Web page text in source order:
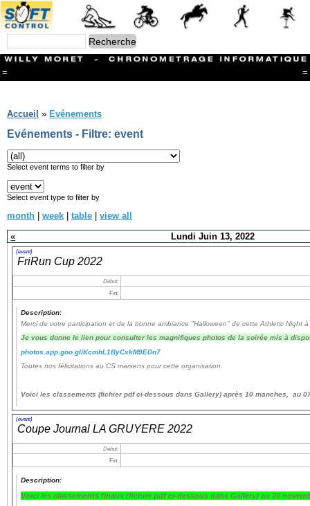
= =
Branches
CONTACT
Ski ALPIN
Triathlon
Ski Nordique
Courses à pieds
Athlétisme
Slalom In-Line
Caisse à savon
Coupe "Journal La Gruyère"
Hippisme
Marche
Archives
Navigation
recherche
site map
Ouverture de session
Accueil » Evénements
Evénements - Filtre: event
Select event terms to filter by
Select event type to filter by
month | week | table | view all
«
Lundi Juin 13, 2022
(event)
FriRun Cup 2022
Début:
Fin:
Description:
Merci de votre participation et de la bonne ambiance "Halloween" de cette Athletic Night à
Je vous donne le lien pour consulter les magnifiques photos de la soirée mis à
photos.app.goo.gl/KcmhL1ByCxkM9EDn7
Toutes nos félicitations au CS marsens pour cette organisation.
Voici les classements (fichier pdf ci-dessous dans Gallery) après 10 manches, au
(event)
Coupe Journal LA GRUYERE 2022
Début:
Fin:
Description:
Voici les classements finaux (fichier pdf ci-dessous dans Gallery) au 26